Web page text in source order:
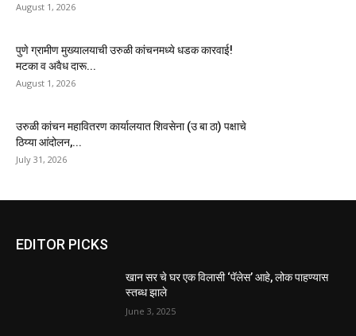
August 1, 2026
पुणे ग्रामीण मुख्यालयाची उरुळी कांचनमध्ये धडक कारवाई!
मटका व अवैध दारू...
August 1, 2026
उरुळी कांचन महावितरण कार्यालयात शिवसेना (उ बा ठा) पक्षाचे
ठिय्या आंदोलन,...
July 31, 2026
EDITOR PICKS
खान सर चे घर एक विलासी ‘पॅलेस’ आहे, लोक पाहण्यास
स्तब्ध झाले
June 3, 2025